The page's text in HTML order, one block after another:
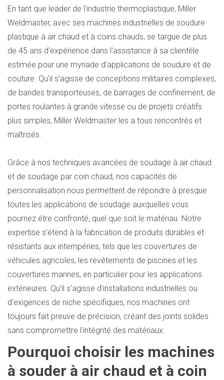
En tant que leader de l'industrie thermoplastique, Miller
Weldmaster, avec ses machines industrielles de soudure
plastique à air chaud et à coins chauds, se targue de plus
de 45 ans d'expérience dans l'assistance à sa clientèle
estimée pour une myriade d'applications de soudure et de
couture. Qu'il s'agisse de conceptions militaires complexes,
de bandes transporteuses, de barrages de confinement, de
portes roulantes à grande vitesse ou de projets créatifs
plus simples, Miller Weldmaster les a tous rencontrés et
maîtrisés.
Grâce à nos techniques avancées de soudage à air chaud
et de soudage par coin chaud, nos capacités de
personnalisation nous permettent de répondre à presque
toutes les applications de soudage auxquelles vous
pourriez être confronté, quel que soit le matériau. Notre
expertise s'étend à la fabrication de produits durables et
résistants aux intempéries, tels que les couvertures de
véhicules agricoles, les revêtements de piscines et les
couvertures marines, en particulier pour les applications
extérieures. Qu'il s'agisse d'installations industrielles ou
d'exigences de niche spécifiques, nos machines ont
toujours fait preuve de précision, créant des joints solides
sans compromettre l'intégrité des matériaux.
Pourquoi choisir les machines
à souder à air chaud et à coin